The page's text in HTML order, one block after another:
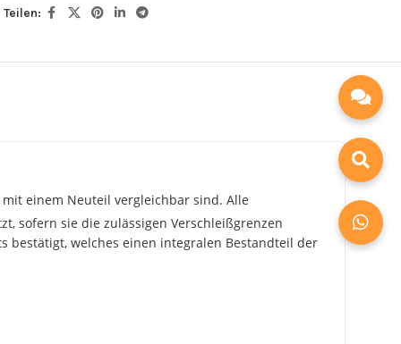
Teilen:
einem Neuteil vergleichbar sind. Alle
sofern sie die zulässigen Verschleißgrenzen
bestätigt, welches einen integralen Bestandteil der